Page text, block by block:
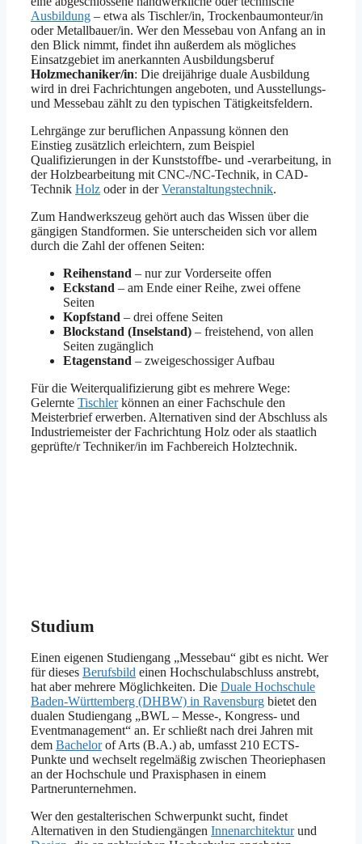
Ausbildung – etwa als Tischler/in, Trockenbaumonteur/in
oder Metallbauer/in. Wer den Messebau von Anfang an in
den Blick nimmt, findet ihn außerdem als mögliches
Einsatzgebiet im anerkannten Ausbildungsberuf
Holzmechaniker/in: Die dreijährige duale Ausbildung
wird in drei Fachrichtungen angeboten, und Ausstellungs-
und Messebau zählt zu den typischen Tätigkeitsfeldern.
Lehrgänge zur beruflichen Anpassung können den
Einstieg zusätzlich erleichtern, zum Beispiel
Qualifizierungen in der Kunststoffbe- und -verarbeitung, in
der Holzbearbeitung mit CNC-/NC-Technik, in CAD-
Technik Holz oder in derVeranstaltungstechnik.
Zum Handwerkszeug gehört auch das Wissen über die
gängigen Standformen. Sie unterscheiden sich vor allem
durch die Zahl der offenen Seiten:
Reihenstand – nur zur Vorderseite offen
Eckstand – am Ende einer Reihe, zwei offene
Seiten
Kopfstand – drei offene Seiten
Blockstand (Inselstand) – freistehend, von allen
Seiten zugänglich
Etagenstand – zweigeschossiger Aufbau
Für die Weiterqualifizierung gibt es mehrere Wege:
Gelernte Tischlerkönnen an einer Fachschule den
Meisterbrief erwerben. Alternativen sind der Abschluss als
Industriemeister der Fachrichtung Holz oder als staatlich
geprüfte/r Techniker/in im Fachbereich Holztechnik.
Studium
Einen eigenen Studiengang „Messebau“ gibt es nicht. Wer
für dieses Berufsbild einen Hochschulabschluss anstrebt,
hat aber mehrere Möglichkeiten. Die Duale Hochschule
Baden-Württemberg (DHBW) in Ravensburg bietet den
dualen Studiengang „BWL – Messe-, Kongress- und
Eventmanagement“ an. Er schließt nach drei Jahren mit
dem Bachelorof Arts (B.A.) ab, umfasst 210 ECTS-
Punkte und wechselt regelmäßig zwischen Theoriephasen
an der Hochschule und Praxisphasen in einem
Partnerunternehmen.
Wer den gestalterischen Schwerpunkt sucht, findet
Alternativen in den Studiengängen Innenarchitekturund